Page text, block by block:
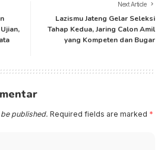
Next Article
Lazismu Jateng Gelar Seleksi
Tahap Kedua, Jaring Calon Amil
yang Kompeten dan Bugar
published. Required fields are marked *